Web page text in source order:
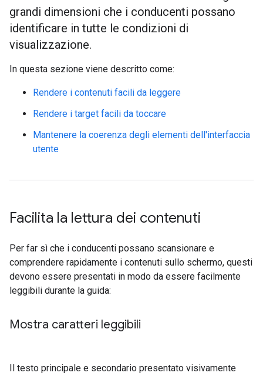
grandi dimensioni che i conducenti possano
identificare in tutte le condizioni di
visualizzazione.
In questa sezione viene descritto come:
Rendere i contenuti facili da leggere
Rendere i target facili da toccare
Mantenere la coerenza degli elementi dell'interfaccia
utente
Facilita la lettura dei contenuti
Per far sì che i conducenti possano scansionare e
comprendere rapidamente i contenuti sullo schermo, questi
devono essere presentati in modo da essere facilmente
leggibili durante la guida:
Mostra caratteri leggibili
Il testo principale e secondario presentato visivamente